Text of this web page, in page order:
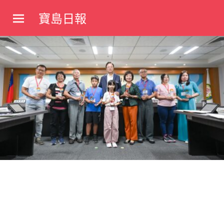
content
寶島日報
島
新
聞
網